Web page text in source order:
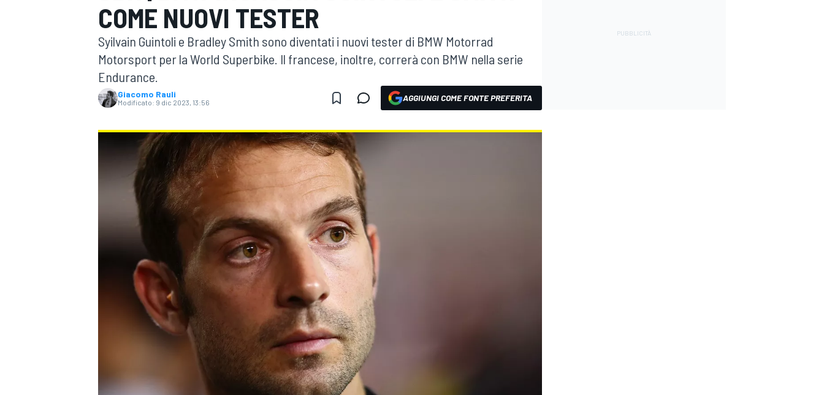
MOTOGP WEC
COME NUOVI TESTER
Syilvain Guintoli e Bradley Smith sono diventati i nuovi tester di BMW Motorrad
Motorsport per la World Superbike. Il francese, inoltre, correrà con BMW nella serie
Endurance.
Giacomo Rauli
Modificato: 9 dic 2023, 13:56 AGGIUNGI COME FONTE PREFERITA